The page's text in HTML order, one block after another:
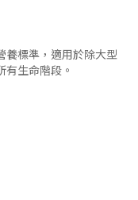
養標準，適用於除大型
生命階段。